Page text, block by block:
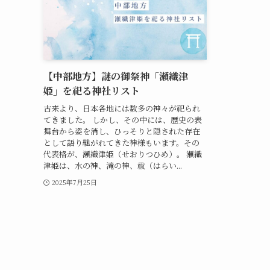
【中部地方】謎の御祭神「瀬織津
姫」を祀る神社リスト
古来より、日本各地には数多の神々が祀られ
てきました。 しかし、その中には、歴史の表
舞台から姿を消し、ひっそりと隠された存在
として語り継がれてきた神様もいます。その
代表格が、瀬織津姫（せおりつひめ）。 瀬織
津姫は、水の神、滝の神、祓（はらい...
2025年7月25日